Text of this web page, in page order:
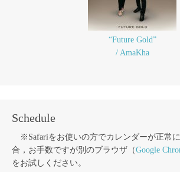
“Future Gold”
/ AmaKha
Schedule
※Safariをお使いの方でカレンダーが正常
合，お手数ですが別のブラウザ（Google
をお試しください。